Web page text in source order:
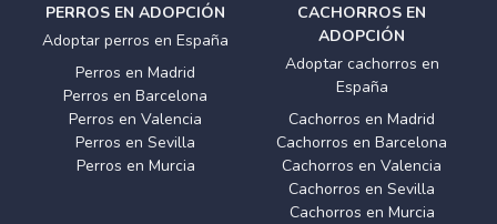
PERROS EN ADOPCIÓN
Adoptar perros en España
Perros en Madrid
Perros en Barcelona
Perros en Valencia
Perros en Sevilla
Perros en Murcia
CACHORROS EN
ADOPCIÓN
Adoptar cachorros en
España
Cachorros en Madrid
Cachorros en Barcelona
Cachorros en Valencia
Cachorros en Sevilla
Cachorros en Murcia